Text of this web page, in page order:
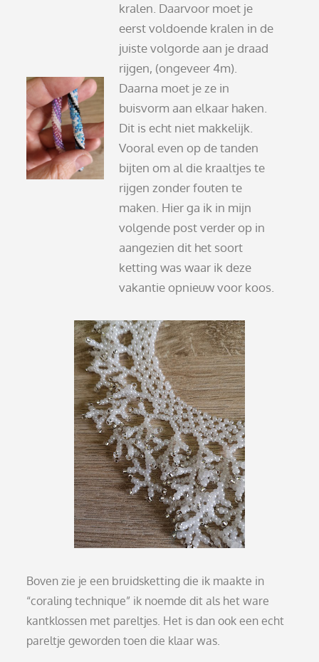
kralen. Daarvoor moet je
eerst voldoende kralen in de
juiste volgorde aan je draad
rijgen, (ongeveer 4m).
Daarna moet je ze in
buisvorm aan elkaar haken.
Dit is echt niet makkelijk.
Vooral even op de tanden
bijten om al die kraaltjes te
rijgen zonder fouten te
maken. Hier ga ik in mijn
volgende post verder op in
aangezien dit het soort
ketting was waar ik deze
vakantie opnieuw voor koos.
Boven zie je een bruidsketting die ik maakte in
“coraling technique” ik noemde dit als het ware
kantklossen met pareltjes. Het is dan ook een echt
pareltje geworden toen die klaar was.